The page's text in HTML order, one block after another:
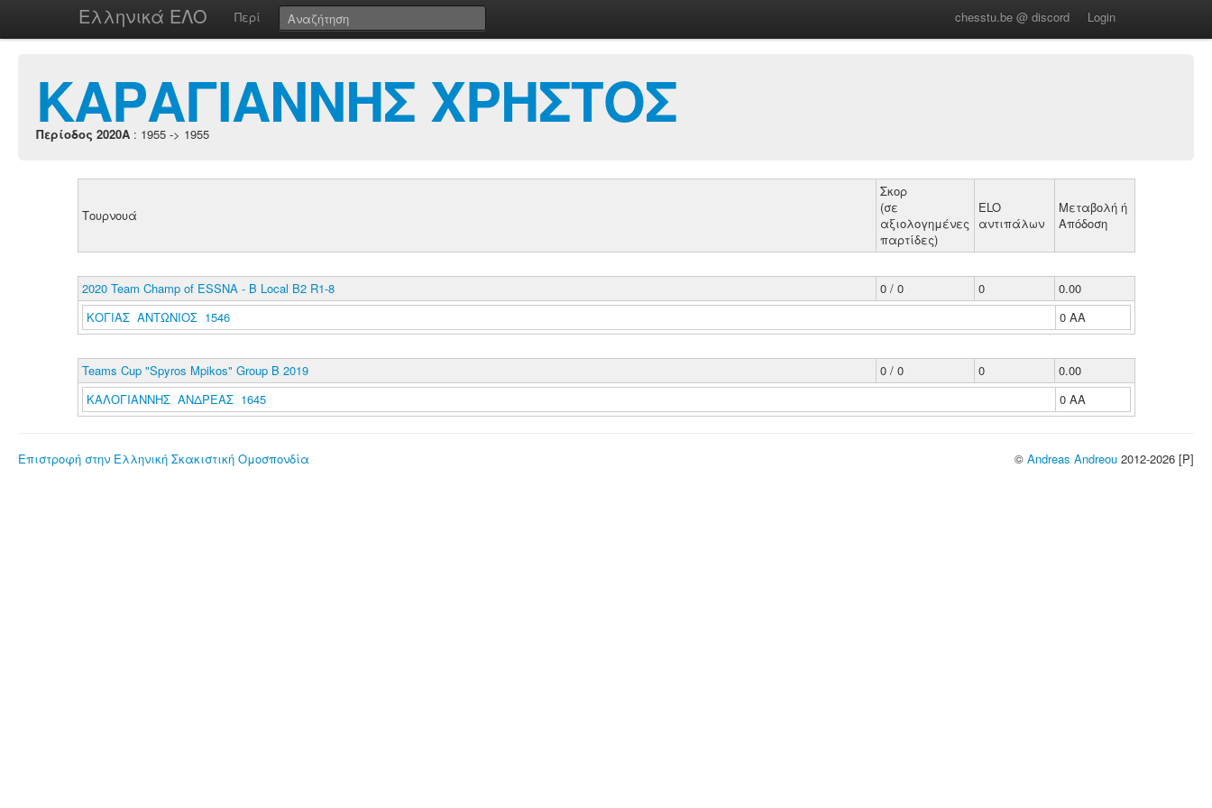
Ελληνικά ΕΛΟ Περί chesstu.be @ discord Login
ΚΑΡΑΓΙΑΝΝΗΣ ΧΡΗΣΤΟΣ
Περίοδος 2020A : 1955 -> 1955
Τουρνουά
Σκορ
(σε
αξιολογημένες
παρτίδες)
ELO
αντιπάλων
Μεταβολή ή
Απόδοση
2020 Team Champ of ESSNA - B Local B2 R1-8 0 / 0 0
0.00
ΚΟΓΙΑΣ ΑΝΤΩΝΙΟΣ 1546
0 ΑΑ
Teams Cup "Spyros Mpikos" Group B 2019 0 / 0 0
0.00
ΚΑΛΟΓΙΑΝΝΗΣ ΑΝΔΡΕΑΣ 1645
0 ΑΑ
Επιστροφή στην Ελληνική Σκακιστική Ομοσπονδία © Andreas Andreou 2012-2026 [P]